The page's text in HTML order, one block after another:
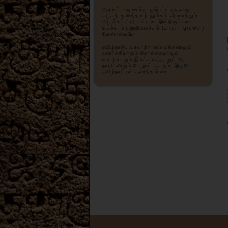
ஆரியர் வருகைக்கு முற்பட்ட முதலிரு
கழகத் தனித்தமிழ் நூல்கள் அனைத்தும்
அழிக்கப்பட்டு விட்டன. இன்றிருப்பவை
யெல்லாம் மறுவிளைச்சல் (after - growth)
போன்றவையே.
தமிழ்நாடு, வரலாற்றாலும் மக்களாலும்
உணர்ச்சியாலும் கொள்கையாலும்
மொழியாலும் இலக்கியத்தாலும் பிற
நாடுகளிலும் வேறுபட்டதாகும். இதுவே
தமிழ்நாட்டின் தனித்தன்மை.